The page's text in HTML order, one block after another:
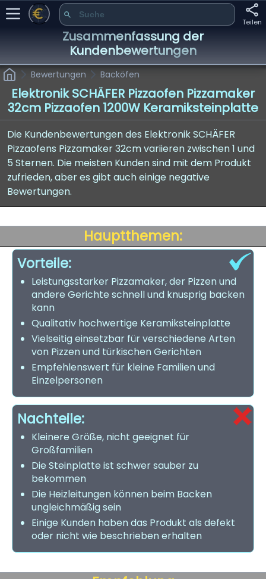
Teilen
Zusammenfassung der
Kundenbewertungen
Bewertungen Backöfen
Elektronik SCHÄFER Pizzaofen Pizzamaker
32cm Pizzaofen 1200W Keramiksteinplatte
Die Kundenbewertungen des Elektronik SCHÄFER
Pizzaofens Pizzamaker 32cm variieren zwischen 1 und
5 Sternen. Die meisten Kunden sind mit dem Produkt
zufrieden, aber es gibt auch einige negative
Bewertungen.
Hauptthemen:
Vorteile:
Leistungsstarker Pizzamaker, der Pizzen und
andere Gerichte schnell und knusprig backen
kann
Qualitativ hochwertige Keramiksteinplatte
Vielseitig einsetzbar für verschiedene Arten
von Pizzen und türkischen Gerichten
Empfehlenswert für kleine Familien und
Einzelpersonen
Nachteile:
Kleinere Größe, nicht geeignet für
Großfamilien
Die Steinplatte ist schwer sauber zu
bekommen
Die Heizleitungen können beim Backen
ungleichmäßig sein
Einige Kunden haben das Produkt als defekt
oder nicht wie beschrieben erhalten